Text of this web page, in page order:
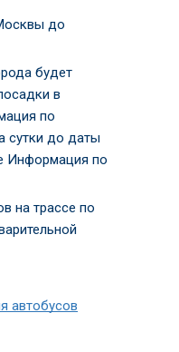
до
будет
в
по
сутки до даты
Информация по
на трассе по
автобусов